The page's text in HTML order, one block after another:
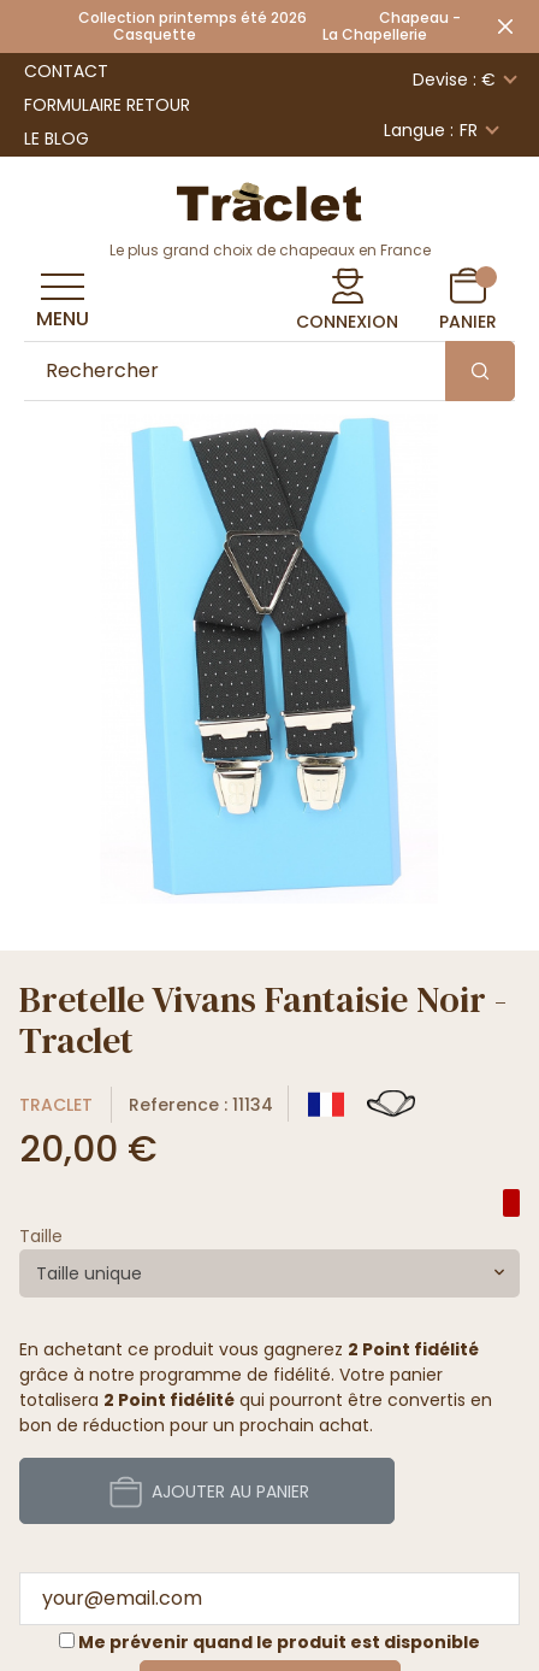
Collection printemps été 2026 Chapeau -
Casquette La Chapellerie
CONTACT
FORMULAIRE RETOUR
LE BLOG
Devise : €
Langue : FR
Le plus grand choix de chapeaux en France
CONNEXION PANIER
MENU
Bretelle Vivans Fantaisie Noir -
Traclet
TRACLET Reference : 11134
20,00 €
Taille
Taille unique
En achetant ce produit vous gagnerez 2 Point fidélité
grâce à notre programme de fidélité. Votre panier
totalisera 2 Point fidélité qui pourront être convertis en
bon de réduction pour un prochain achat.
AJOUTER AU PANIER
Me prévenir quand le produit est disponible